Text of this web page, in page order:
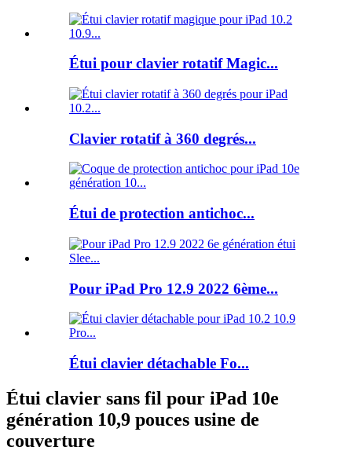
Étui pour clavier rotatif Magic...
Clavier rotatif à 360 degrés...
Étui de protection antichoc...
Pour iPad Pro 12.9 2022 6ème...
Étui clavier détachable Fo...
Étui clavier sans fil pour iPad 10e
génération 10,9 pouces usine de
couverture